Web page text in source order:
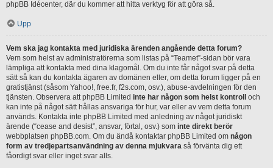
phpBB Idécenter, där du kommer att hitta verktyg för att göra så.
Upp
Vem ska jag kontakta med juridiska ärenden angående detta forum?
Vem som helst av administratörerna som listas på “Teamet”-sidan bör vara
lämpliga att kontakta med dina klagomål. Om du inte får något svar på detta
sätt så kan du kontakta ägaren av domänen eller, om detta forum ligger på en
gratistjänst (såsom Yahoo!, free.fr, f2s.com, osv.), abuse-avdelningen för den
tjänsten. Observera att phpBB Limited inte har någon som helst kontroll
och
kan inte på något sätt hållas ansvariga för hur, var eller av vem detta forum
används. Kontakta inte phpBB Limited med anledning av något juridiskt
ärende (“cease and desist”, ansvar, förtal, osv.) som inte direkt berör
webbplatsen phpBB.com. Om du ändå kontaktar phpBB Limited om någon
form av tredjepartsanvändning av denna mjukvara så förvänta dig ett
fåordigt svar eller inget svar alls.